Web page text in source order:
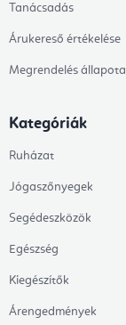
Tanácsadás
Árukereső értékelése
Megrendelés állapota
Kategóriák
Ruházat
Jógaszőnyegek
Segédeszközök
Egészség
Kiegészítők
Árengedmények